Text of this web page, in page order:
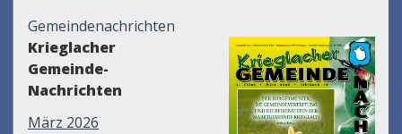
Gemeindenachrichten
Krieglacher
Gemeinde-
Nachrichten
März 2026